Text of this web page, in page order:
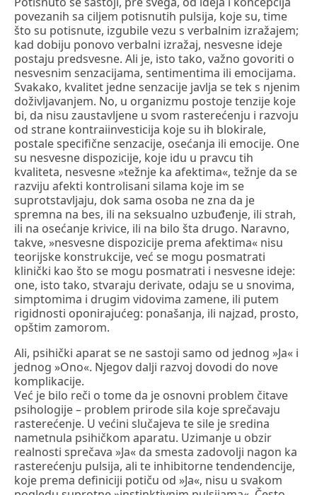
povezanih sa ciljem potisnutih pulsija, koje su, time
što su potisnute, izgubile vezu s verbalnim izražajem;
kad dobiju ponovo verbalni izražaj, nesvesne ideje
postaju predsvesne. Ali je, isto tako, važno govoriti o
nesvesnim senzacijama, sentimentima ili emocijama.
Svakako, kvalitet jedne senzacije javlja se tek s njenim
doživljavanjem. No, u organizmu postoje tenzije koje
bi, da nisu zaustavljene u svom rasterećenju i razvoju
od strane kontraiinvesticija koje su ih blokirale,
postale specifične senzacije, osećanja ili emocije. One
su nesvesne dispozicije, koje idu u pravcu tih
kvaliteta, nesvesne »težnje ka afektima«, težnje da se
razviju afekti kontrolisani silama koje im se
suprotstavljaju, dok sama osoba ne zna da je
spremna na bes, ili na seksualno uzbuđenje, ili strah,
ili na osećanje krivice, ili na bilo šta drugo. Naravno,
takve, »nesvesne dispozicije prema afektima« nisu
teorijske konstrukcije, već se mogu posmatrati
klinički kao što se mogu posmatrati i nesvesne ideje:
one, isto tako, stvaraju derivate, odaju se u snovima,
simptomima i drugim vidovima zamene, ili putem
rigidnosti oponirajućeg: ponašanja, ili najzad, prosto,
opštim zamorom.
Ali, psihički aparat se ne sastoji samo od jednog »Ja« i
jednog »Ono«. Njegov dalji razvoj dovodi do nove
komplikacije.
Već je bilo reči o tome da je osnovni problem čitave
psihologije – problem prirode sila koje sprečavaju
rasterećenje. U većini slučajeva te sile je sredina
nametnula psihičkom aparatu. Uzimanje u obzir
realnosti sprečava »Ja« da smesta zadovolji nagon ka
rasterećenju pulsija, ali te inhibitorne tendendencije,
koje prema definiciji potiču od »Ja«, nisu u svakom